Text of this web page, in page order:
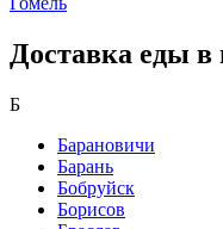
Доставка еды в
Б
Барановичи
Барань
Бобруйск
Борисов